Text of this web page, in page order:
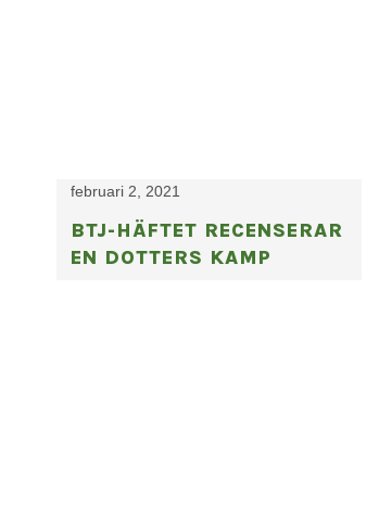
februari 2, 2021
BTJ-HÄFTET RECENSERAR
EN DOTTERS KAMP